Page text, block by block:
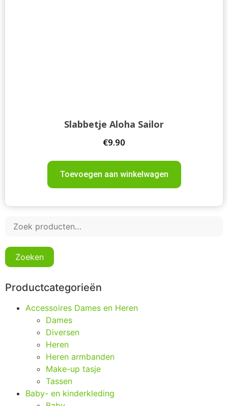
Zoeken
Productcategorieën
Accessoires Dames en Heren
Dames
Diversen
Heren
Heren armbanden
Make-up tasje
Tassen
Baby- en kinderkleding
Slabbetje Aloha Sailor
€9.90
Toevoegen aan winkelwagen